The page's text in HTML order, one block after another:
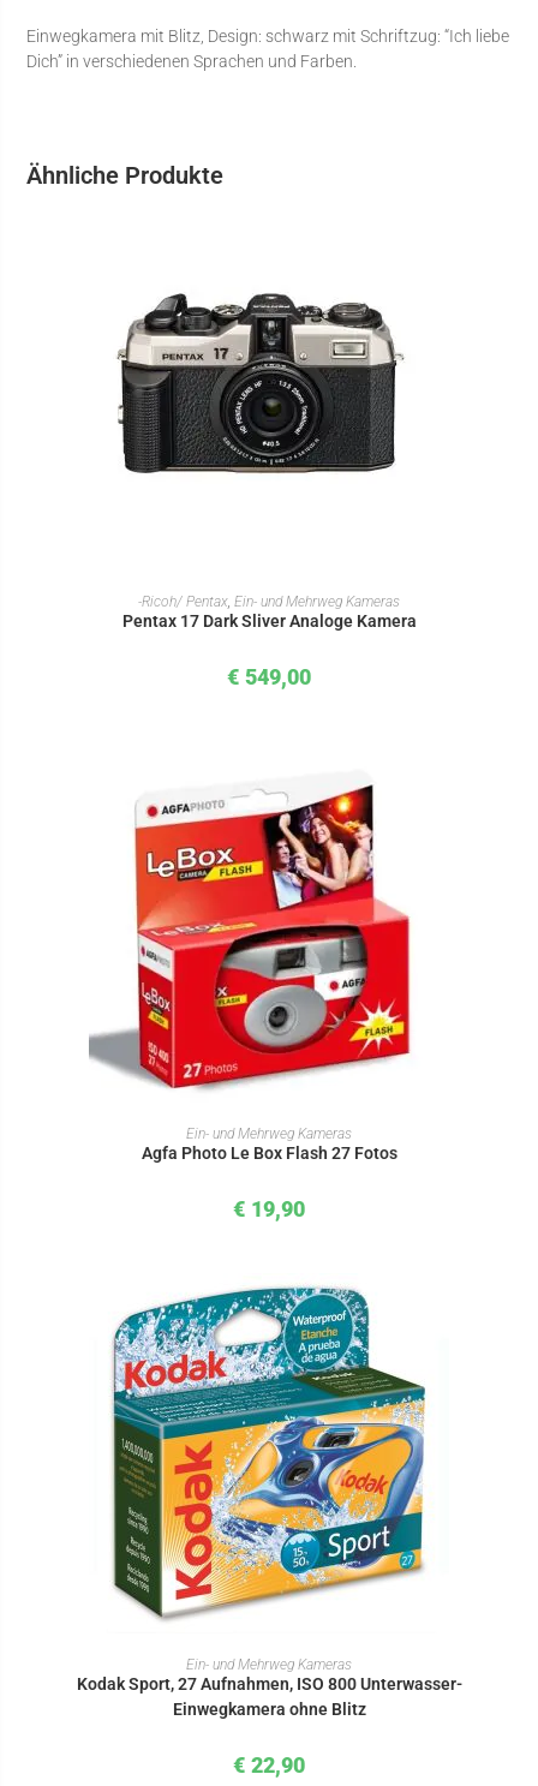
Einwegkamera mit Blitz, Design: schwarz mit Schriftzug: “Ich liebe
Dich” in verschiedenen Sprachen und Farben.
Ähnliche Produkte
IN DEN WARENKORB
-Ricoh/ Pentax, Ein- und Mehrweg Kameras
Pentax 17 Dark Sliver Analoge Kamera
€ 549,00
IN DEN WARENKORB
Ein- und Mehrweg Kameras
Agfa Photo Le Box Flash 27 Fotos
€ 19,90
IN DEN WARENKORB
Ein- und Mehrweg Kameras
Kodak Sport, 27 Aufnahmen, ISO 800 Unterwasser-
Einwegkamera ohne Blitz
€ 22,90